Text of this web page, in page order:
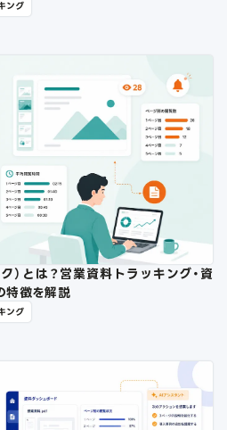
ング
とは？営業資料トラッキング・資
徴を解説
ング